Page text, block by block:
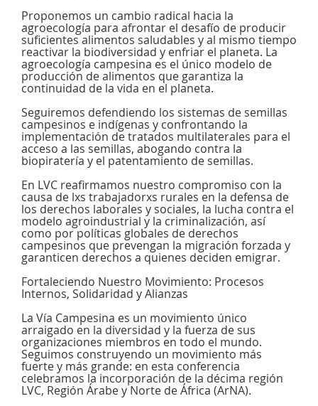
Proponemos un cambio radical hacia la
agroecología para afrontar el desafío de producir
suficientes alimentos saludables y al mismo tiempo
reactivar la biodiversidad y enfriar el planeta. La
agroecología campesina es el único modelo de
producción de alimentos que garantiza la
continuidad de la vida en el planeta.
Seguiremos defendiendo los sistemas de semillas
campesinos e indígenas y confrontando la
implementación de tratados multilaterales para el
acceso a las semillas, abogando contra la
biopiratería y el patentamiento de semillas.
En LVC reafirmamos nuestro compromiso con la
causa de lxs trabajadorxs rurales en la defensa de
los derechos laborales y sociales, la lucha contra el
modelo agroindustrial y la criminalización, así
como por políticas globales de derechos
campesinos que prevengan la migración forzada y
garanticen derechos a quienes deciden emigrar.
Fortaleciendo Nuestro Movimiento: Procesos
Internos, Solidaridad y Alianzas
La Vía Campesina es un movimiento único
arraigado en la diversidad y la fuerza de sus
organizaciones miembros en todo el mundo.
Seguimos construyendo un movimiento más
fuerte y más grande: en esta conferencia
celebramos la incorporación de la décima región
LVC, Región Árabe y Norte de África (ArNA).